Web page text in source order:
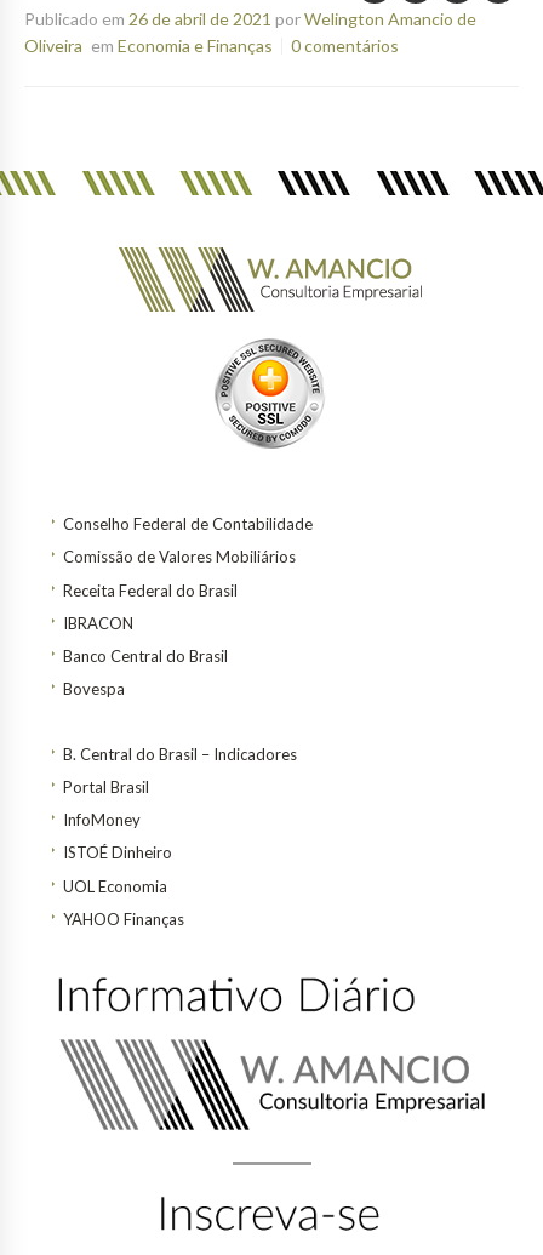
Publicado em 26 de abril de 2021 porWelington Amancio de
Oliveira em Economia e Finanças 0 comentários
Conselho Federal de Contabilidade
Comissão de Valores Mobiliários
Receita Federal do Brasil
IBRACON
Banco Central do Brasil
Bovespa
B. Central do Brasil – Indicadores
Portal Brasil
InfoMoney
ISTOÉ Dinheiro
UOL Economia
YAHOO Finanças